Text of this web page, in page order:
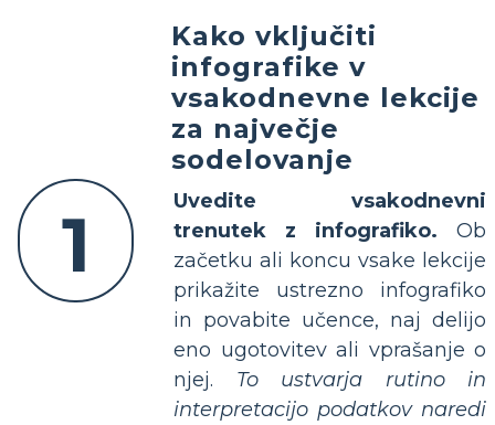
1
Kako vključiti
infografike v
vsakodnevne lekcije
za največje
sodelovanje
Uvedite vsakodnevni
trenutek z infografiko. Ob
začetku ali koncu vsake lekcije
prikažite ustrezno infografiko
in povabite učence, naj delijo
eno ugotovitev ali vprašanje o
njej. To ustvarja rutino in
interpretacijo podatkov naredi